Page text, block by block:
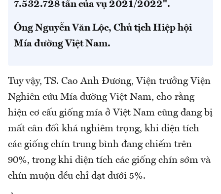
7.532.728 tấn của vụ 2021/2022".
Ông Nguyễn Văn Lộc, Chủ tịch Hiệp hội
Mía đường Việt Nam.
Tuy vậy, TS. Cao Anh Đương, Viện trưởng Viện
Nghiên cứu Mía đường Việt Nam, cho rằng
hiện cơ cấu giống mía ở Việt Nam cũng đang bị
mất cân đối khá nghiêm trọng, khi diện tích
các giống chín trung bình đang chiếm trên
90%, trong khi diện tích các giống chín sớm và
chín muộn đều chỉ đạt dưới 5%.